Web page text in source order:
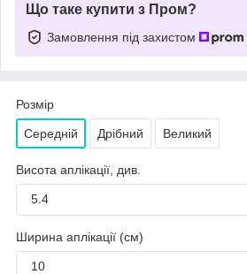
Що таке купити з Пром?
Замовлення під захистом
Розмір
Середній Дрібний Великий
Висота аплікації, див.
5.4
Ширина аплікації (см)
10